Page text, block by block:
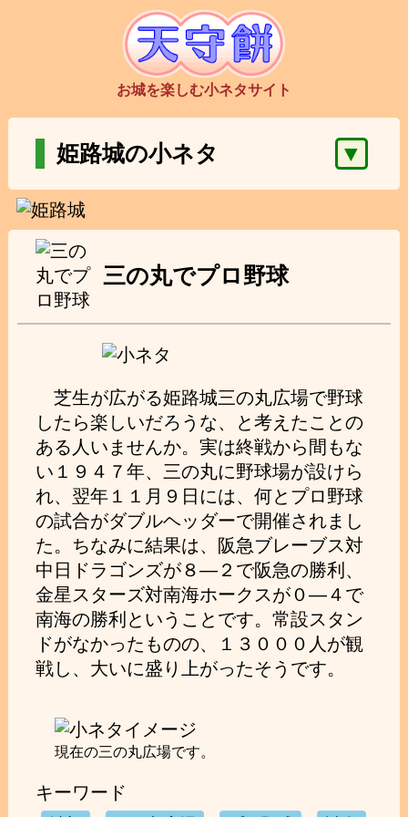
お城を楽しむ小ネタサイト
姫路城の小ネタ ▼
三の丸でプロ野球
芝生が広がる姫路城三の丸広場で野球
したら楽しいだろうな、と考えたことの
ある人いませんか。実は終戦から間もな
い１９４７年、三の丸に野球場が設けら
れ、翌年１１月９日には、何とプロ野球
の試合がダブルヘッダーで開催されまし
た。ちなみに結果は、阪急ブレーブス対
中日ドラゴンズが８―２で阪急の勝利、
金星スターズ対南海ホークスが０―４で
南海の勝利ということです。常設スタン
ドがなかったものの、１３０００人が観
戦し、大いに盛り上がったそうです。
現在の三の丸広場です。
キーワード